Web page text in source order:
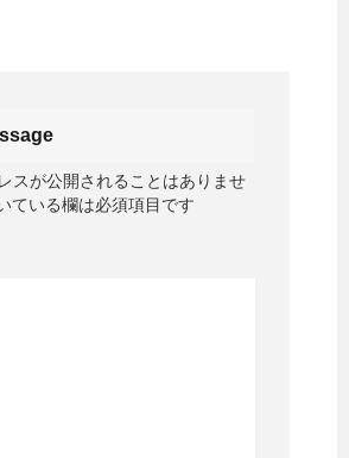
スが公開されることはありませ
ている欄は必須項目です